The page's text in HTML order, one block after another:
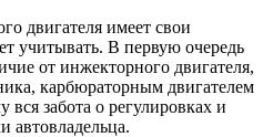
двигателя имеет свои
учитывать. В первую очередь
от инжекторного двигателя,
карбюраторным двигателем
вся забота о регулировках и
автовладельца.